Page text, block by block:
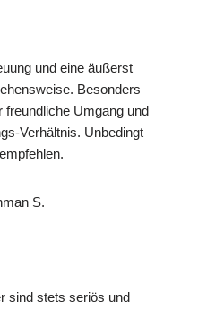
und eine äußerst
Besonders
freundliche Umgang und
Verhältnis. Unbedingt
S.
sind stets seriös und